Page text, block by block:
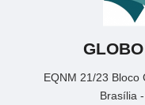
EQNM 21/23 Bloco
Brasília